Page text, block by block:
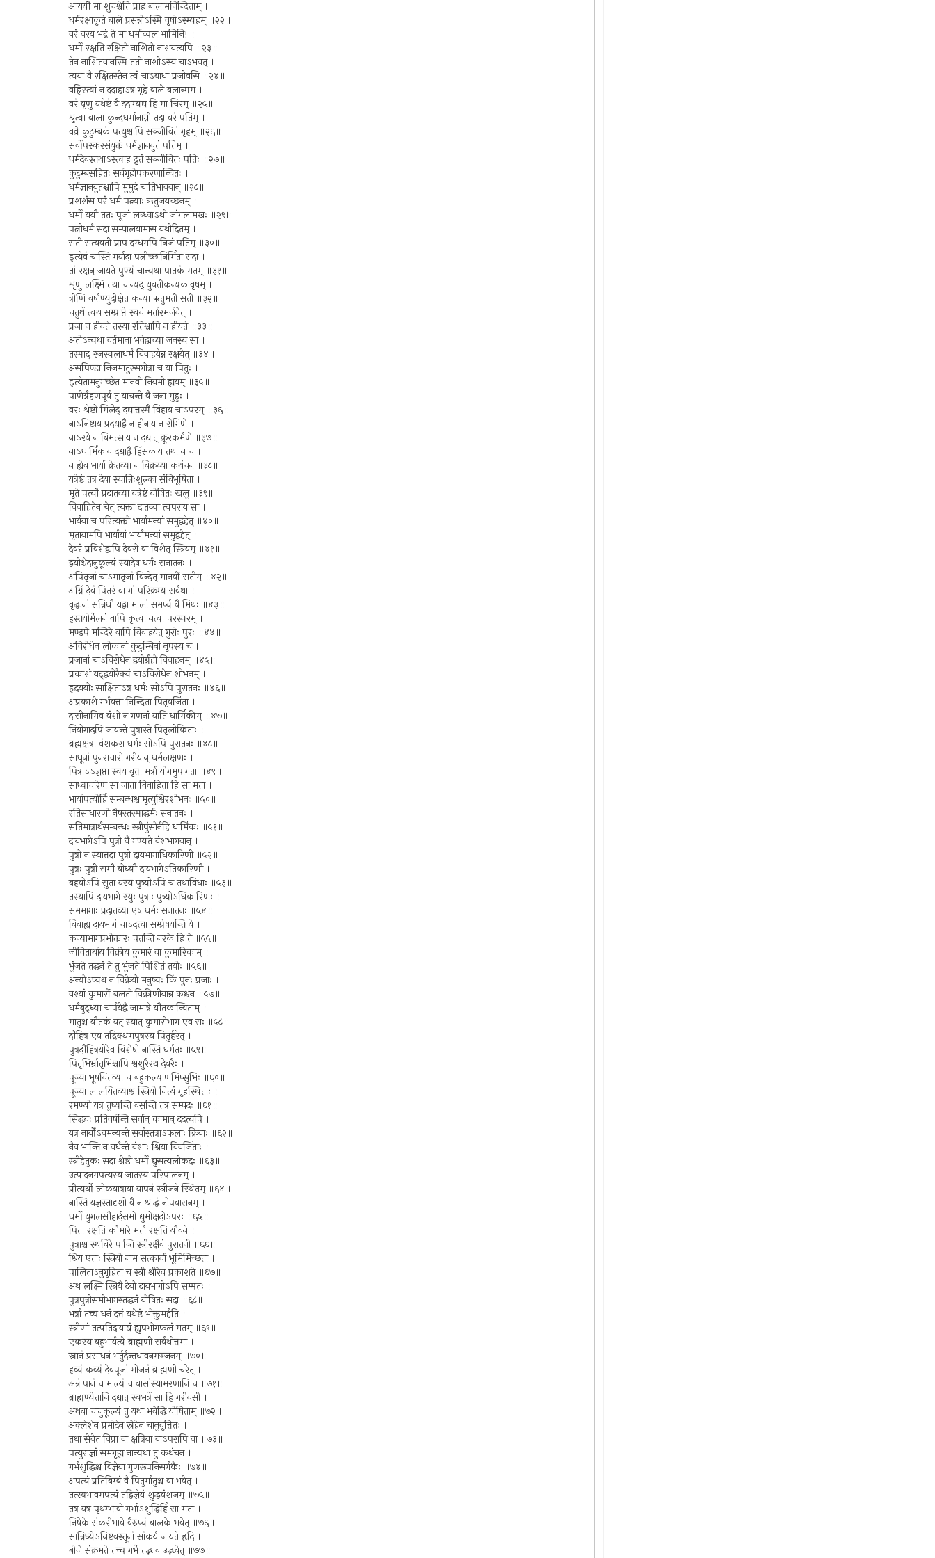
आययौ मा शुचश्चेति प्राह बालामनिन्दिताम् ।
धर्मरक्षाकृते बाले प्रसन्नोऽस्मि वृषोऽस्म्यहम् ॥२२॥
वरं वरय भद्रं ते मा धर्माच्चल भामिनि! ।
धर्मो रक्षति रक्षितो नाशितो नाशयत्यपि ॥२३॥
तेन नाशितवानस्मि ततो नाशोऽस्य चाऽभवत् ।
त्वया वै रक्षितस्तेन त्वं चाऽबाधा प्रजीवसि ॥२४॥
वह्निस्त्वां न ददाहाऽत्र गृहे बाले बलान्मम ।
वरं वृणु यथेष्टं वै ददाम्यद्य हि मा चिरम् ॥२५॥
श्रुत्वा बाला कुन्दधर्मानाम्नी तदा वरं पतिम् ।
वव्रे कुटुम्बकं पत्युश्चापि सञ्जीवितं गृहम् ॥२६॥
सर्वोपस्करसंयुक्तं धर्मज्ञानयुतं पतिम् ।
धर्मदेवस्तथाऽस्त्वाह द्रुतं सञ्जीवितः पतिः ॥२७॥
कुटुम्बसहितः सर्वगृहोपकरणान्वितः ।
धर्मज्ञानयुतश्चापि मुमुदे चातिभाववान् ॥२८॥
प्रशशंस परं धर्मं पत्न्याः ऋतुजयच्छनम् ।
धर्मो ययौ ततः पूजां लब्ध्वाऽथो जांगलामखः ॥२९॥
पत्नीधर्मं सदा सम्पालयामास यथोदितम् ।
सती सत्यवती प्राप दग्धमपि निजं पतिम् ॥३०॥
इत्येवं चास्ति मर्यादा पत्नीच्छानिर्मिता सदा ।
तां रक्षन् जायते पुण्यं चान्यथा पातकं मतम् ॥३१॥
शृणु लक्ष्मि तथा चान्यद् युवतीकन्यकावृषम् ।
त्रीणि वर्षाण्युदीक्षेत कन्या ऋतुमती सती ॥३२॥
चतुर्थे त्वथ सम्प्राप्ते स्वयं भर्तारमर्जयेत् ।
प्रजा न हीयते तस्या रतिश्चापि न हीयते ॥३३॥
अतोऽन्यथा वर्तमाना भवेद्वाच्या जनस्य सा ।
तस्माद् रजस्वलाधर्मं विवाहयेन्न रक्षयेत् ॥३४॥
असपिण्डा निजमातुरसगोत्रा च या पितुः ।
इत्येतामनुगच्छेत मानवो नियमो ह्ययम् ॥३५॥
पाणेर्ग्रहणपूर्वं तु याचन्ते वै जना मुहुः ।
वरः श्रेष्ठो मिलेद् दद्यात्तस्मै विहाय चाऽपरम् ॥३६॥
नाऽनिष्टाय प्रदद्याद्वै न हीनाय न रोगिणे ।
नाऽरये न बिभत्साय न दद्यात् क्रूरकर्मणे ॥३७॥
नाऽधार्मिकाय दद्याद्वै हिंसकाय तथा न च ।
न ह्येव भार्या क्रेतव्या न विक्रय्या कथंचन ॥३८॥
यत्रेष्टं तत्र देया स्यान्निःशुल्का संविभूषिता ।
मृते पत्यौ प्रदातव्या यत्रेष्टं योषितः खलु ॥३९॥
विवाहितेन चेत् त्यक्ता दातव्या त्वपराय सा ।
भार्यया च परित्यक्तो भार्यामन्यां समुद्वहेत् ॥४०॥
मृतायामपि भार्यायां भार्यामन्यां समुद्वहेत् ।
देवरं प्रविशेद्वापि देवरो वा विशेत् स्त्रियम् ॥४१॥
द्वयोश्चेदानुकूल्यं स्यादेष धर्मः सनातनः ।
अपितृजां चाऽमातृजां विन्देत् मानवीं सतीम् ॥४२॥
अग्निं देवं पितरं वा गां परिक्रम्य सर्वथा ।
वृद्धानां सन्निधौ यद्वा मालां समर्प्य वै मिथः ॥४३॥
हस्तयोर्मेलनं वापि कृत्वा नत्वा परस्परम् ।
मण्डपे मन्दिरे वापि विवाहयेत् गुरोः पुरः ॥४४॥
अविरोधेन लोकानां कुटुम्बिनां नृपस्य च ।
प्रजानां चाऽविरोधेन द्वयोर्ग्रहो विवाहनम् ॥४५॥
प्रकाशं यद्द्वयोरैक्यं चाऽविरोधेन शोभनम् ।
हृदययोः साक्षिताऽत्र धर्मः सोऽपि पुरातनः ॥४६॥
अप्रकाशे गर्भवत्ता निन्दिता पितृवर्जिता ।
दासीनामिव वंशो न गणनां याति धार्मिकीम् ॥४७॥
नियोगादपि जायन्ते पुत्रास्ते पितृलोकिताः ।
ब्रह्मक्षत्रा वंशकरा धर्मः सोऽपि पुरातनः ॥४८॥
साधूनां पुनराचारो गरीयान् धर्मलक्षणः ।
पित्राऽऽज्ञप्ता स्वय वृत्ता भर्त्रा योगमुपागता ॥४९॥
साध्वाचारेण सा जाता विवाहिता हि सा मता ।
भार्यापत्योर्हि सम्बन्धश्चामृत्युश्चिरशोभनः ॥५०॥
रतिसाधारणो नैषस्तस्माद्धर्मः सनातनः ।
सतिमात्रार्थसम्बन्धः स्त्रीपुंसोर्नहि धार्मिकः ॥५१॥
दायभागेऽपि पुत्रो वै गण्यते वंशभागवान् ।
पुत्रो न स्यात्तदा पुत्री दायभागाधिकारिणी ॥५२॥
पुत्रः पुत्री समौ बोध्यौ दायभागेऽतिकारिणौ ।
बहवोऽपि सुता यस्य पुत्र्योऽपि च तथाविधाः ॥५३॥
तस्यापि दायभागे स्युः पुत्राः पुत्र्योऽधिकारिणः ।
समभागाः प्रदातव्या एष धर्मः सनातनः ॥५४॥
विवाह्य दायभागं चाऽदत्त्वा सम्प्रेषयन्ति ये ।
कन्याभागप्रभोक्तारः पतन्ति नरके हि ते ॥५५॥
जीवितार्थाय विक्रीय कुमारं वा कुमारिकाम् ।
भुंजते तद्धनं ते तु भुंजते पिशितं तयोः ॥५६॥
अन्योऽप्यथ न विक्रेयो मनुष्यः किं पुनः प्रजाः ।
वश्यां कुमारीं बलतो विक्रीणीयान्न कश्चन ॥५७॥
धर्मबुद्ध्या चार्पयेद्वै जामात्रे यौतकान्विताम् ।
मातुश्च यौतकं यत् स्यात् कुमारीभाग एव सः ॥५८॥
दौहित्र एव तद्रिक्थमपुत्रस्य पितुर्हरेत् ।
पुत्रदौहित्रयोरेव विशेषो नास्ति धर्मतः ॥५९॥
पितृभिर्भ्रातृभिश्चापि श्वशुरैरथ देवरैः ।
पूज्या भूषयितव्या च बहुकल्याणमिप्सुभिः ॥६०॥
पूज्या लालयितव्याश्च स्त्रियो नित्यं गृहस्थिताः ।
रमण्यो यत्र तुष्यन्ति वसन्ति तत्र सम्पदः ॥६१॥
सिद्धयः प्रतिवर्षन्ति सर्वान् कामान् ददत्यपि ।
यत्र नार्योऽवमन्यन्ते सर्वास्तत्राऽफलाः क्रियाः ॥६२॥
नैव भान्ति न वर्धन्ते वंशाः श्रिया विवर्जिताः ।
स्त्रीहेतुकः सदा श्रेष्ठो धर्मो द्युसत्यलोकदः ॥६३॥
उत्पादनमपत्यस्य जातस्य परिपालनम् ।
प्रीत्यर्थो लोकयात्राया यापनं स्त्रीजने स्थितम् ॥६४॥
नास्ति यज्ञस्तादृशो वै न श्राद्धं नोपवासनम् ।
धर्मो युगलसौहार्दसमो द्युमोक्षदोऽपरः ॥६५॥
पिता रक्षति कौमारे भर्ता रक्षति यौवने ।
पुत्राश्च स्थविरे पान्ति स्त्रीरक्षैवं पुरातनी ॥६६॥
श्रिय एताः स्त्रियो नाम सत्कार्या भूमिमिच्छता ।
पालिताऽनुगृहिता च स्त्री श्रीरेव प्रकाशते ॥६७॥
अथ लक्ष्मि स्त्रियै देयो दायभागोऽपि सम्मतः ।
पुत्रपुत्रीसमोभागस्तद्धनं योषितः सदा ॥६८॥
भर्त्रा तच्च धनं दत्तं यथेष्टं भोक्तुमर्हति ।
स्त्रीणां तत्पतिदायाद्यं ह्युपभोगफलं मतम् ॥६९॥
एकस्य बहुभार्यत्वे ब्राह्मणी सर्वथोत्तमा ।
स्नानं प्रसाधनं भर्तुर्दन्तधावनमञ्जनम् ॥७०॥
हव्यं कव्यं देवपूजां भोजनं ब्राह्मणी चरेत् ।
अन्नं पानं च माल्यं च वासांस्याभरणानि च ॥७१॥
ब्राह्मण्येतानि दद्यात् स्वभर्त्रे सा हि गरीयसी ।
अथवा चानुकूल्यं तु यथा भवेद्धि योषिताम् ॥७२॥
अक्लेशेन प्रमोदेन स्नेहेन चानुवृत्तितः ।
तथा सेवेत विप्रा वा क्षत्रिया वाऽपरापि वा ॥७३॥
पत्युराज्ञां समगृह्य नान्यथा तु कथंचन ।
गर्भशुद्धिश्च विज्ञेया गुणरूपनिसर्गकैः ॥७४॥
अपत्यं प्रतिबिम्बं वै पितुर्मातुश्च वा भवेत् ।
तत्स्वभावमपत्यं तद्विज्ञेयं शुद्धवंशजम् ॥७५॥
तत्र यत्र पृथग्भावो गर्भाऽशुद्धिर्हि सा मता ।
निषेके संकरीभावे वैरुप्यं बालके भवेत् ॥७६॥
सान्निध्येऽनिष्टवस्तूनां सांकर्यं जायते हृदि ।
बीजे संक्रमते तच्च गर्भे तद्भाव उद्भवेत् ॥७७॥